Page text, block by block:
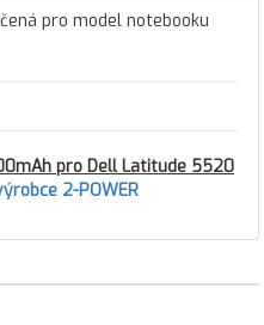
pro model notebooku
pro Dell Latitude 5520
2-POWER